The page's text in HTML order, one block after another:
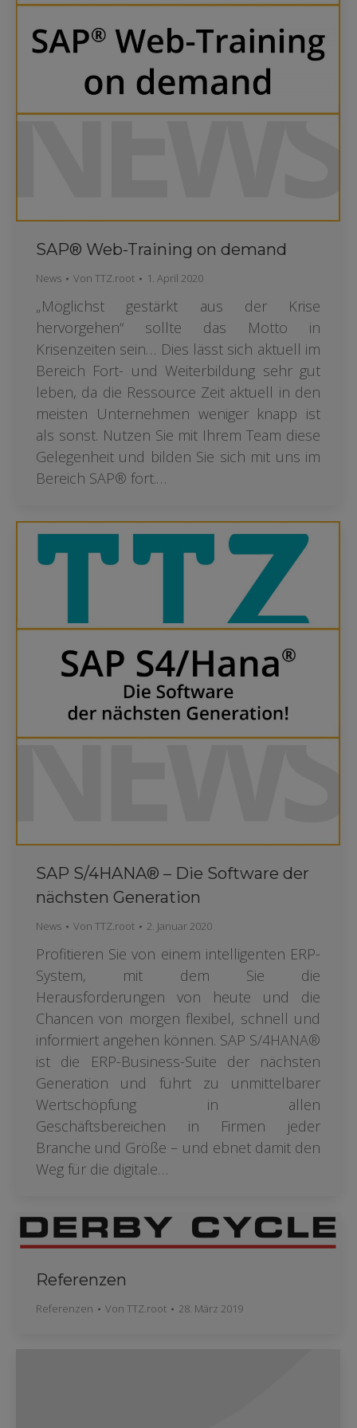
SAP® Web-Training on demand
News Von TTZ.root 1. April 2020
„Möglichst gestärkt aus der Krise
hervorgehen“ sollte das Motto in
Krisenzeiten sein… Dies lässt sich aktuell im
Bereich Fort- und Weiterbildung sehr gut
leben, da die Ressource Zeit aktuell in den
meisten Unternehmen weniger knapp ist
als sonst. Nutzen Sie mit Ihrem Team diese
Gelegenheit und bilden Sie sich mit uns im
Bereich SAP® fort.…
SAP S/4HANA® – Die Software der
nächsten Generation
News Von TTZ.root 2. Januar 2020
Profitieren Sie von einem intelligenten ERP-
System, mit dem Sie die
Herausforderungen von heute und die
Chancen von morgen flexibel, schnell und
informiert angehen können. SAP S/4HANA®
ist die ERP-Business-Suite der nächsten
Generation und führt zu unmittelbarer
Wertschöpfung in allen
Geschäftsbereichen in Firmen jeder
Branche und Größe – und ebnet damit den
Weg für die digitale…
Referenzen
Referenzen Von TTZ.root 28. März 2019